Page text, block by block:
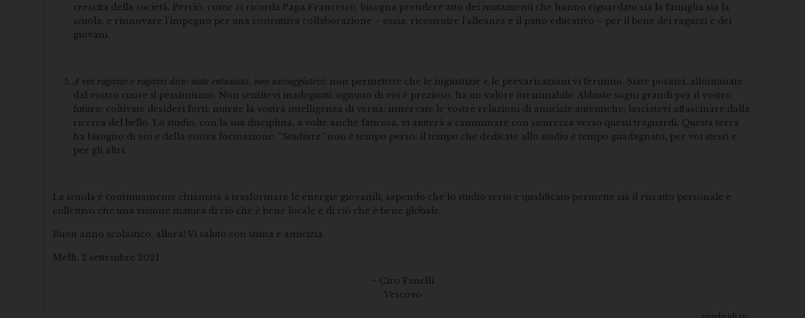
crescita della società. Perciò, come ci ricorda Papa Francesco, bisogna prendere atto dei mutamenti che hanno riguardato sia la famiglia sia la
scuola, e rinnovare l’impegno per una costruttiva collaborazione – ossia, ricostruire l’alleanza e il patto educativo – per il bene dei ragazzi e dei
giovani.
A voi ragazze e ragazzi dico: siate entusiasti, non scoraggiatevi; non permettete che le ingiustizie e le prevaricazioni vi fermino. Siate positivi, allontanate
dal vostro cuore il pessimismo. Non sentitevi inadeguati: ognuno di voi è prezioso, ha un valore inestimabile. Abbiate sogni grandi per il vostro
futuro; coltivate desideri forti; nutrite la vostra intelligenza di verità; innervate le vostre relazioni di amicizie autentiche; lasciatevi affascinare dalla
ricerca del bello. Lo studio, con la sua disciplina, a volte anche faticosa, vi aiuterà a camminare con sicurezza verso questi traguardi. Questa terra
ha bisogno di voi e della vostra formazione. “Studiare” non è tempo perso; il tempo che dedicate allo studio è tempo guadagnato, per voi stessi e
per gli altri.
La scuola è continuamente chiamata a trasformare le energie giovanili, sapendo che lo studio serio e qualificato permette sia il riscatto personale e
collettivo che una visione matura di ciò che è bene locale e di ciò che è bene globale.
Buon anno scolastico, allora! Vi saluto con stima e amicizia.
Melfi, 2 settembre 2021
+ Ciro Fanelli
Vescovo